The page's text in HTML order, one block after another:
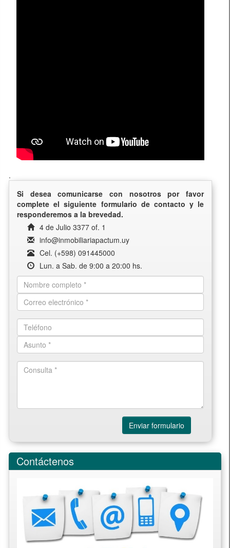
.
Si desea comunicarse con nosotros por favor
complete el siguiente formulario de contacto y le
responderemos a la brevedad.
4 de Julio 3377 of. 1
info@inmobiliariapactum.uy
Cel. (+598) 091445000
Lun. a Sab. de 9:00 a 20:00 hs.
Enviar formulario
Contáctenos